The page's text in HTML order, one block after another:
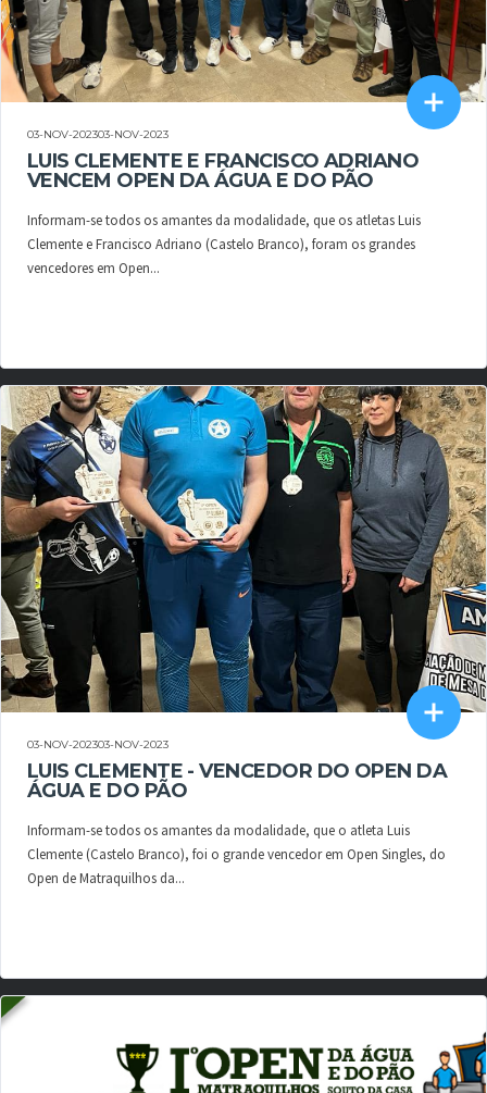
03-NOV-202303-NOV-2023
LUIS CLEMENTE E FRANCISCO ADRIANO
VENCEM OPEN DA ÁGUA E DO PÃO
Informam-se todos os amantes da modalidade, que os atletas Luis
Clemente e Francisco Adriano (Castelo Branco), foram os grandes
vencedores em Open...
03-NOV-202303-NOV-2023
LUIS CLEMENTE - VENCEDOR DO OPEN DA
ÁGUA E DO PÃO
Informam-se todos os amantes da modalidade, que o atleta Luis
Clemente (Castelo Branco), foi o grande vencedor em Open Singles, do
Open de Matraquilhos da...